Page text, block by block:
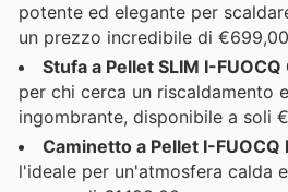
potente ed elegante per
un prezzo incredibile di
Stufa a Pellet SLIM I-FUOCQ
per chi cerca un riscaldamento
ingombrante, disponibile a soli
Caminetto a Pellet I-FUOCQ
l'ideale per un'atmosfera calda